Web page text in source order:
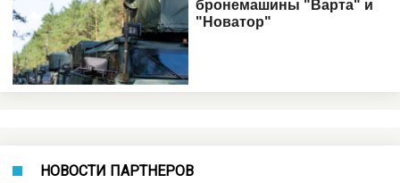
НОВОСТИ ПАРТНЕРОВ